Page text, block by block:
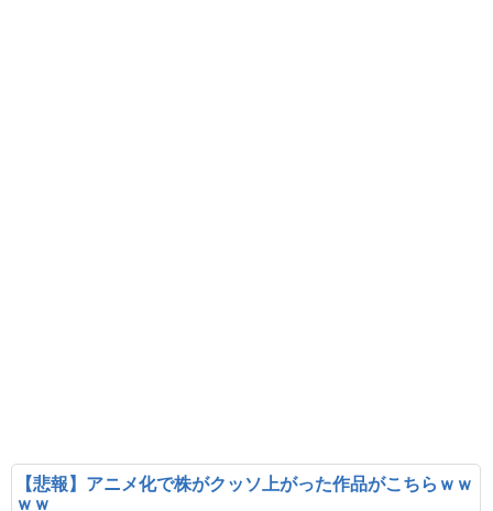
【悲報】アニメ化で株がクッソ上がった作品がこちらｗｗ
ｗｗ